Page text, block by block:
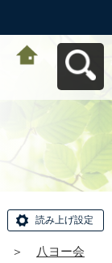
読み上げ設定
＞
八ヨー会